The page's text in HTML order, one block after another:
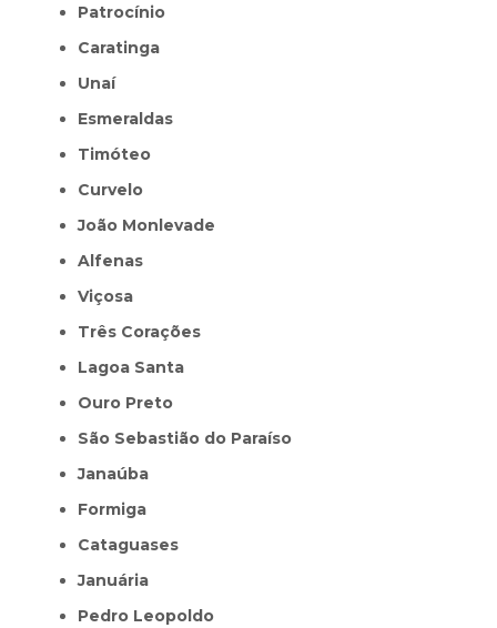
Patrocínio
Caratinga
Unaí
Esmeraldas
Timóteo
Curvelo
João Monlevade
Alfenas
Viçosa
Três Corações
Lagoa Santa
Ouro Preto
São Sebastião do Paraíso
Janaúba
Formiga
Cataguases
Januária
Pedro Leopoldo